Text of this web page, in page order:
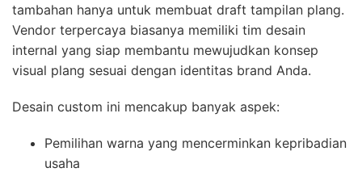
tambahan hanya untuk membuat draft tampilan plang.
Vendor terpercaya biasanya memiliki tim desain
internal yang siap membantu mewujudkan konsep
visual plang sesuai dengan identitas brand Anda.
Desain custom ini mencakup banyak aspek:
Pemilihan warna yang mencerminkan kepribadian
usaha